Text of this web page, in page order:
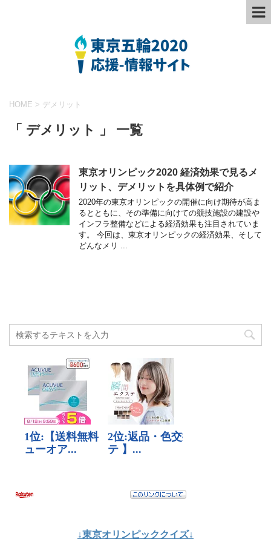
HOME > デメリット
「 デメリット 」 一覧
東京オリンピック2020 経済効果で見るメ
リット、デメリットを具体例で紹介
2020年の東京オリンピックの開催に向け期待が高ま
るとともに、その準備に向けての競技施設の建設や
インフラ整備などによる経済効果も注目されていま
す。 今回は、東京オリンピックの経済効果、そして
どんなメリ ...
↓東京オリンピッククイズ↓